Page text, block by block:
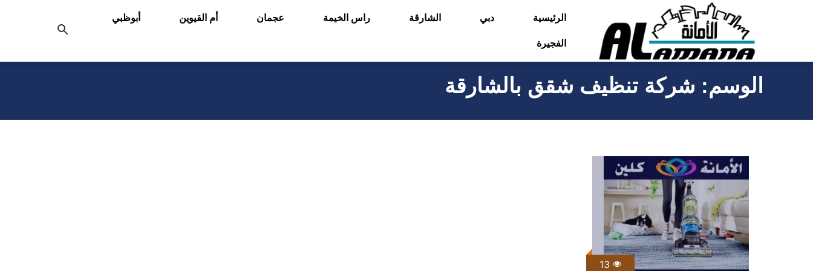
الرئيسية دبي الشارقة راس الخيمة عجمان أم القيوين أبوظبي
الفجيرة
الوسم: شركة تنظيف شقق بالشارقة